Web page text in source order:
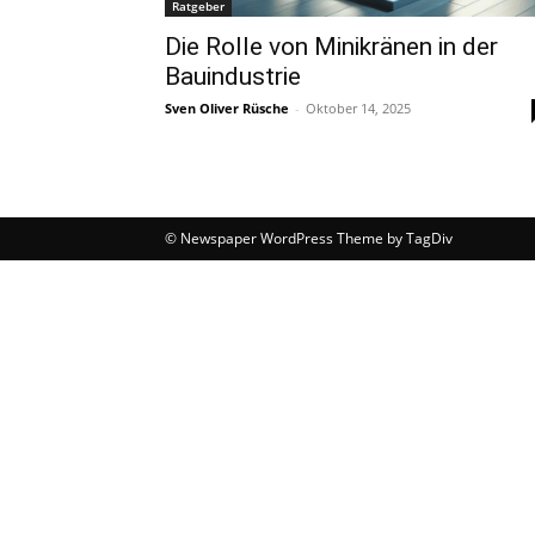
Ratgeber
Die Rolle von Minikränen in der
Bauindustrie
Sven Oliver Rüsche - Oktober 14, 2025
© Newspaper WordPress Theme by TagDiv